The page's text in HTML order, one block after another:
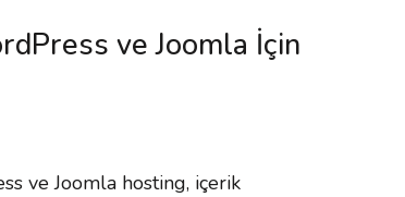
ve Joomla İçin
ve Joomla hosting, içerik